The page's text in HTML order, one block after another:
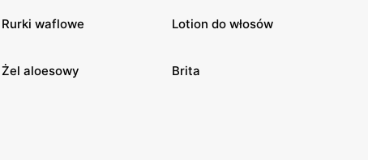
Rurki waflowe Lotion do włosów
Żel aloesowy Brita